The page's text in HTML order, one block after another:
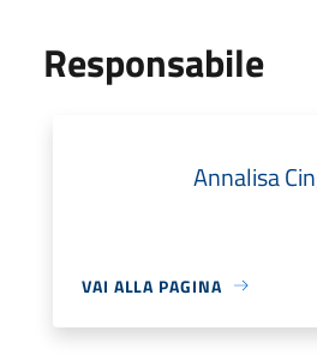
Responsabile
Annalisa
VAI ALLA PAGINA